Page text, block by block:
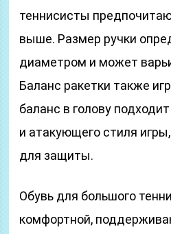
теннисисты
выше. Размер ручки
диаметром и может
Баланс ракетки также
баланс в голову
и атакующего стиля
для защиты.
Обувь для большого
комфортной,